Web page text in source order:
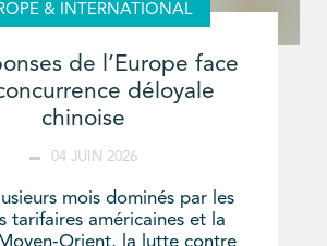
& INTERNATIONAL
de l’Europe face
déloyale
chinoise
04 JUIN 2026
mois dominés par les
tarifaires américaines et la
Orient, la lutte contre